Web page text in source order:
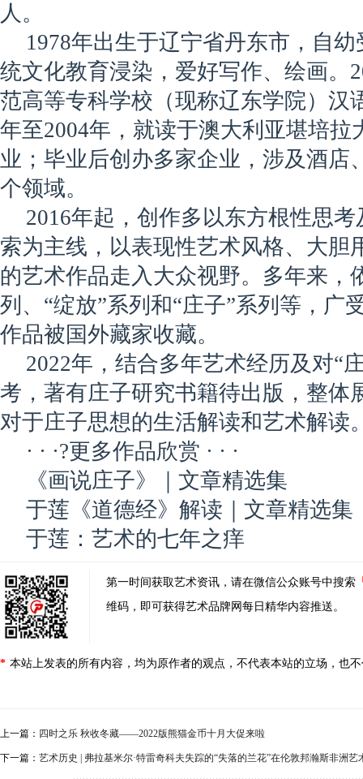
人。
1978年出生于辽宁省丹东市，自
统文化教育浸染，爱好写作、绘画。
范高等专科学校（现称辽东学院）汉
年至2004年，就读于澳大利亚堪培拉
业；毕业后创办多家企业，涉及酒店
个领域。
2016年起，创作多以东方根性思
索为主线，以表现性艺术风格、大胆
的艺术作品走入大众视野。多年来，
列、“绽放”系列和“庄子”系列等，广
作品被国外藏家收藏。
2022年，结合多年艺术经历及对“
考，著有庄子研究书籍待出版，整体
对于庄子思想的生活解读和艺术解读
· · ·?更多作品欣赏 · · ·
《画说庄子》｜文章精选集
于莲《道德经》解读｜文章精选集
于莲：艺术的七年之痒
第一时间获取艺术资讯，请在微信公众账号中搜索
维码，即可获得艺术品牌网每日精华内容推送。
* 本站上发表的所有内容，均为原作者的观点，不代表本站的立场，也
上一篇： 四时之乐 秋收冬藏——2022版熊猫金币十月大促来啦
下一篇： 艺术历史 | 弗拉基米尔·特雷奇科夫失踪的“失落的兰花”在伦敦邦瀚斯非洲